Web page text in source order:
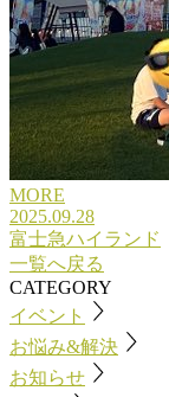
MORE
2025.09.28
富士急ハイランド
一覧へ戻る
CATEGORY
イベント
お悩み&解決
お知らせ